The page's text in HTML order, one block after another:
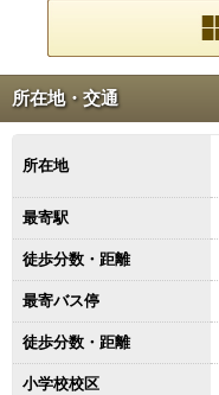
所在地・交通
所在地
最寄駅
徒歩分数・距離
最寄バス停
徒歩分数・距離
小学校校区